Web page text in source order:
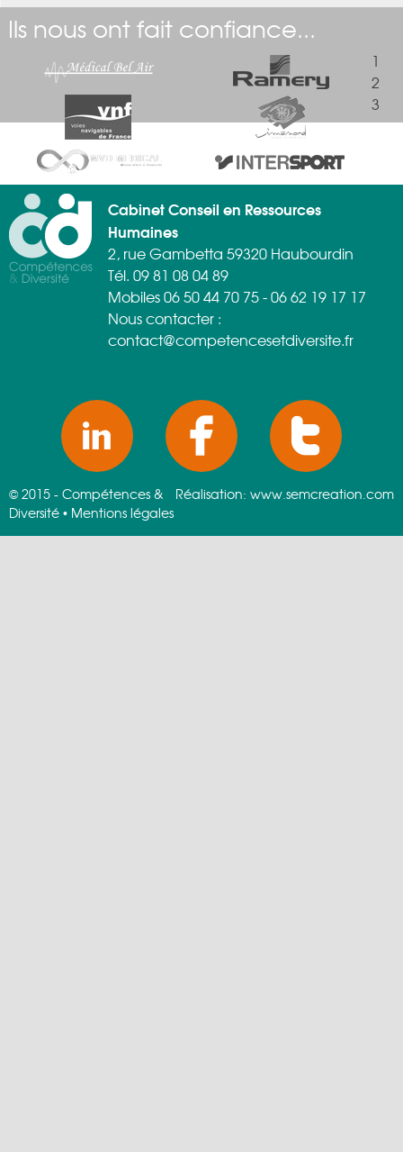
Ils nous ont fait confiance...
1
2
3
Cabinet Conseil en Ressources
Humaines
2, rue Gambetta 59320 Haubourdin
Tél. 09 81 08 04 89
Mobiles 06 50 44 70 75 - 06 62 19 17 17
Nous contacter :
contact@competencesetdiversite.fr
Réalisation: www.semcreation.com
© 2015 - Compétences &
Diversité • Mentions légales